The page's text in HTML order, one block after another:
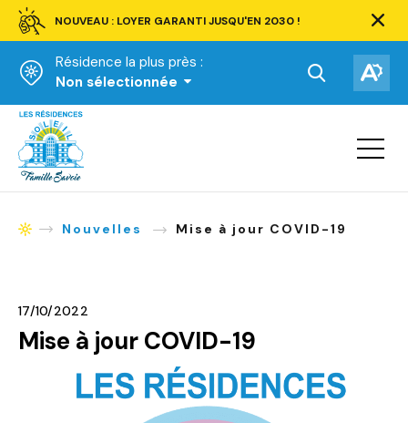
NOUVEAU : LOYER GARANTI JUSQU'EN 2030 !
barre
Résidence la plus près :
Non sélectionnée
Ouvrir
la
recherche.
la
Accueil
Ouvrir
la
AccueilNouvelles Mise à jour COVID-19
17/10/2022
Mise à jour COVID-19